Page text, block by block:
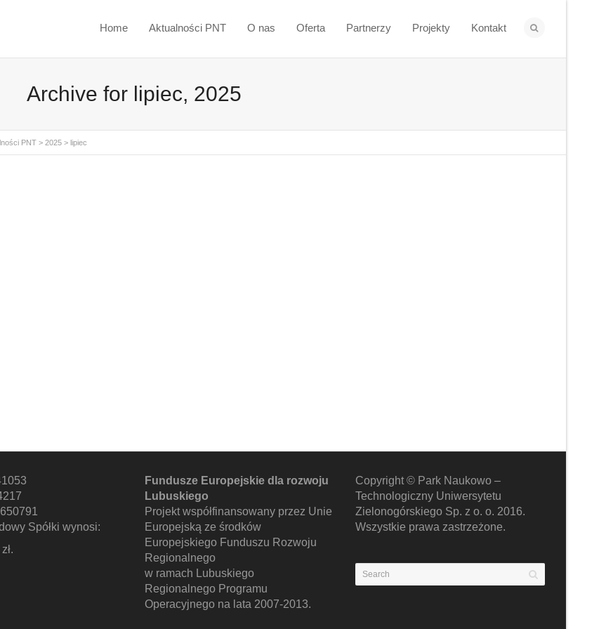
Home Aktualności PNT O nas Oferta Partnerzy Projekty Kontakt
Archive for lipiec, 2025
PNT > 2025 > lipiec
Spółki wynosi:
Fundusze Europejskie dla rozwoju
Lubuskiego
Projekt współfinansowany przez Unie
Europejską ze środków
Europejskiego Funduszu Rozwoju
Regionalnego
w ramach Lubuskiego
Regionalnego Programu
Operacyjnego na lata 2007-2013.
Copyright © Park Naukowo –
Technologiczny Uniwersytetu
Zielonogórskiego Sp. z o. o. 2016.
Wszystkie prawa zastrzeżone.